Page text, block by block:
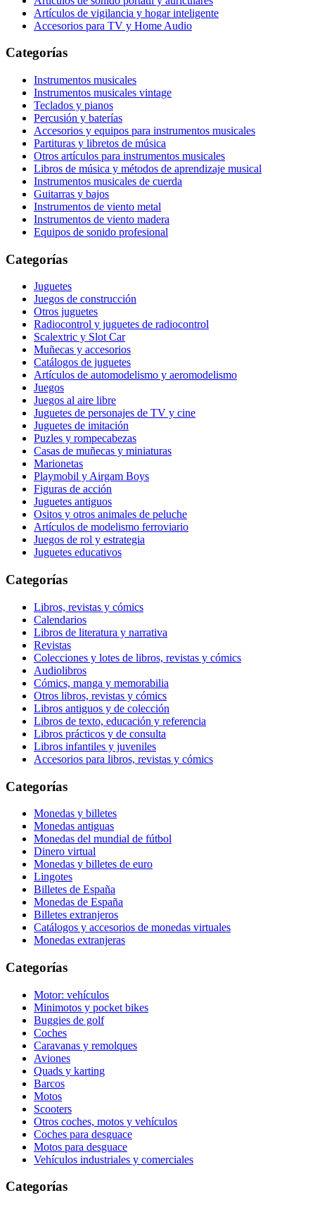
Artículos de vigilancia y hogar inteligente
Accesorios para TV y Home Audio
Categorías
Instrumentos musicales
Instrumentos musicales vintage
Teclados y pianos
Percusión y baterías
Accesorios y equipos para instrumentos musicales
Partituras y libretos de música
Otros artículos para instrumentos musicales
Libros de música y métodos de aprendizaje musical
Instrumentos musicales de cuerda
Guitarras y bajos
Instrumentos de viento metal
Instrumentos de viento madera
Equipos de sonido profesional
Categorías
Juguetes
Juegos de construcción
Otros juguetes
Radiocontrol y juguetes de radiocontrol
Scalextric y Slot Car
Muñecas y accesorios
Catálogos de juguetes
Artículos de automodelismo y aeromodelismo
Juegos
Juegos al aire libre
Juguetes de personajes de TV y cine
Juguetes de imitación
Puzles y rompecabezas
Casas de muñecas y miniaturas
Marionetas
Playmobil y Airgam Boys
Figuras de acción
Juguetes antiguos
Ositos y otros animales de peluche
Artículos de modelismo ferroviario
Juegos de rol y estrategia
Juguetes educativos
Categorías
Libros, revistas y cómics
Calendarios
Libros de literatura y narrativa
Revistas
Colecciones y lotes de libros, revistas y cómics
Audiolibros
Cómics, manga y memorabilia
Otros libros, revistas y cómics
Libros antiguos y de colección
Libros de texto, educación y referencia
Libros prácticos y de consulta
Libros infantiles y juveniles
Accesorios para libros, revistas y cómics
Categorías
Monedas y billetes
Monedas antiguas
Monedas del mundial de fútbol
Dinero virtual
Monedas y billetes de euro
Lingotes
Billetes de España
Monedas de España
Billetes extranjeros
Catálogos y accesorios de monedas virtuales
Monedas extranjeras
Categorías
Motor: vehículos
Minimotos y pocket bikes
Buggies de golf
Coches
Caravanas y remolques
Aviones
Quads y karting
Barcos
Motos
Scooters
Otros coches, motos y vehículos
Coches para desguace
Motos para desguace
Vehículos industriales y comerciales
Categorías